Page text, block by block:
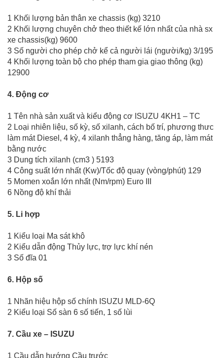
1 Khối lượng bản thân xe chassis (kg) 3210
2 Khối lượng chuyên chở theo thiết kế lớn nhất của nhà sx
xe chassis(kg) 9600
3 Số người cho phép chở kể cả người lái (người/kg) 3/195
4 Khối lượng toàn bộ cho phép tham gia giao thông (kg)
12900
4. Động cơ
1 Tên nhà sản xuất và kiểu động cơ ISUZU 4KH1 – TC
2 Loại nhiên liệu, số kỳ, số xilanh, cách bố trí, phương thưc
làm mát Diesel, 4 kỳ, 4 xilanh thẳng hàng, tăng áp, làm mát
bằng nước
3 Dung tích xilanh (cm3 ) 5193
4 Công suất lớn nhất (Kw)/Tốc độ quay (vòng/phút) 129
5 Momen xoắn lớn nhất (Nm/rpm) Euro III
6 Nồng độ khí thải
5. Li hợp
1 Kiểu loại Ma sát khô
2 Kiểu dẫn động Thủy lực, trợ lực khí nén
3 Số đĩa 01
6. Hộp số
1 Nhãn hiệu hộp số chính ISUZU MLD-6Q
2 Kiểu loại Số sàn 6 số tiến, 1 số lùi
7. Cầu xe – ISUZU
1 Cầu dẫn hướng Cầu trước